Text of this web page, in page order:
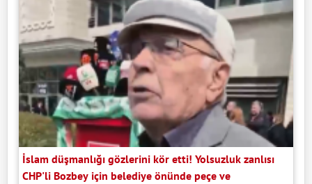
İslam düşmanlığı gözlerini kör etti! Yolsuzluk zanlısı
CHP'li Bozbey için belediye önünde peçe ve